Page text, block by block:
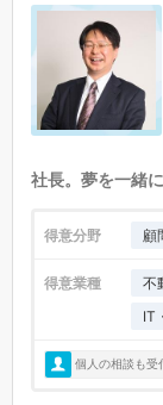
社長。夢を一緒
得意分野 顧
得意業種 不
IT
個人の相談も受